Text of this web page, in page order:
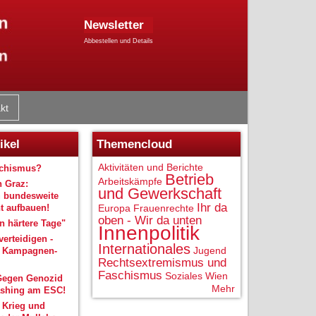
Newsletter
Abbestellen und Details
Graz:
bundesweite
aufbauen!
härtere Tage"
-
Genozid
am ESC!
Krieg und
Themencloud
Aktivitäten und Berichte
Arbeitskämpfe Betrieb
und Gewerkschaft
Europa Frauenrechte Ihr da
oben - Wir da unten
Innenpolitik
Internationales Jugend
Rechtsextremismus und
Faschismus Soziales Wien
Mehr